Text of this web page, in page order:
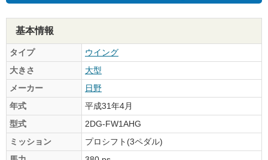
基本情報
タイプ
ウイング
大きさ
大型
メーカー
日野
年式
平成31年4月
型式
2DG-FW1AHG
ミッション
プロシフト(3ペダル)